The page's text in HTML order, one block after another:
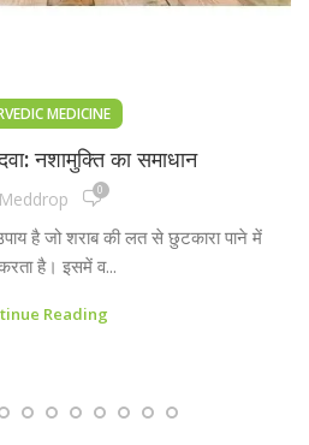
MEDICINE
नशामुक्ति का समाधान
Meddrop 0
है जो शराब की लत से छुटकारा पाने में
है। इसमें व...
Reading